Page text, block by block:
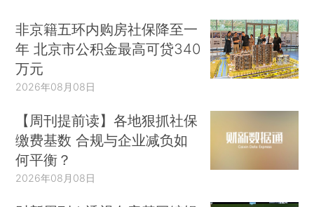
非京籍五环内购房社保降至一
年 北京市公积金最高可贷340
万元
2026年08月08日
【周刊提前读】各地狠抓社保
缴费基数 合规与企业减负如
何平衡？
2026年08月08日